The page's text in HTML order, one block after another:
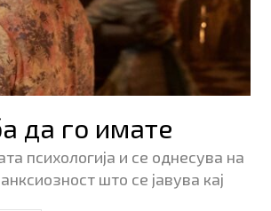
да го имате
психологија и се однесува на
што се јавува кај